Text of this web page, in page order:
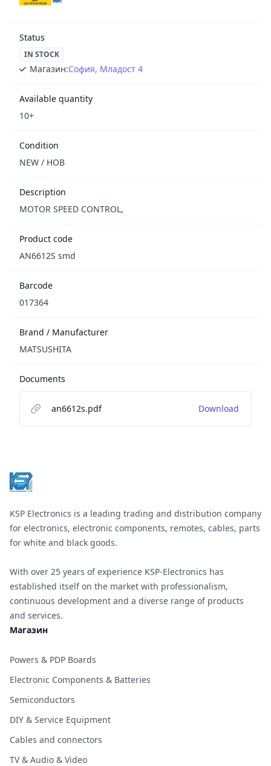
Status
IN STOCK
Магазин:София, Младост 4
Available quantity
10+
Condition
NEW / НОВ
Description
MOTOR SPEED CONTROL,
Product code
AN6612S smd
Barcode
017364
Brand / Manufacturer
MATSUSHITA
Documents
an6612s.pdf Download
KSP Electronics is a leading trading and distribution company
for electronics, electronic components, remotes, cables, parts
for white and black goods.
With over 25 years of experience KSP-Electronics has
established itself on the market with professionalism,
continuous development and a diverse range of products
and services.
Магазин
Powers & PDP Boards
Electronic Components & Batteries
Semiconductors
DIY & Service Equipment
Cables and connectors
TV & Audio & Video